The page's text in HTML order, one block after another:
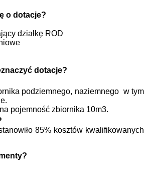
o dotacje?
działkę ROD
dotacje?
podziemnego, naziemnego w tym
pojemność zbiornika 10m3.
85% kosztów kwalifikowanych